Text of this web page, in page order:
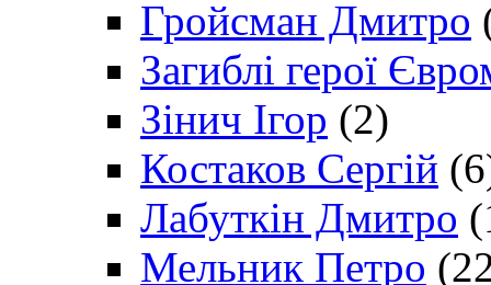
Гройсман Дмитро
Загиблі герої
Зінич Ігор (2)
Костаков Сергій
Лабуткін Дмитро
Мельник Петро